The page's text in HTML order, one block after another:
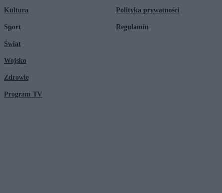
Kultura
Sport
Świat
Wojsko
Zdrowie
Program TV
Polityka prywatności
Regulamin